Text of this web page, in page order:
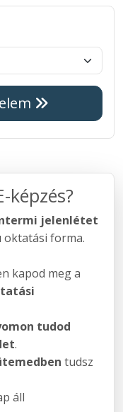
képzés?
jelenlétet
oktatási forma.
kapod meg a
tudod
.
tudsz
áll